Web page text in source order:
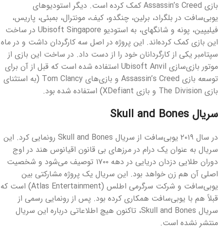
بازی Assassin’s Creed
کمک کرده است. دیگر استودیوهای
یوبی‌سافت در بلگراد، برلین، چنگدو، کیف، مونترال، بمبئی، پاریس،
فیلیپین، پونه و شانگهای، به استودیو
Ubisoft Singapore در ساخت
این بازی کمک کرده‌اند. این پروژه در اصل سه کارگردان داشت و در ماه
سپتامبر یکی از کارگردانان خود را از دست داد. در ساخت این بازی از
موتور بازی‌سازی Ubisoft Anvil
استفاده شده است که قبل از آن برای
توسعه بازی Assassin’s Creed و بازی‌های Tom Clancy (به استثنای
بازی The Division و بازی XDefiant) استفاده شده بود.
سریال Skull and Bones
در سال ۲۰۱۹ یوبی‌سافت از سریال
Skull and Bones رونمایی کرد. این
سریال به عنوان یک درام در مرزهای بی قانون اقیانوس هند در اوج
دوران طلایی دزدان دریایی در دهه ۱۷۰۰ توصیف می‌شود و شخصیت
اصلی آن هم زن خواهد بود. این سریال یک پروژه مشارکتی بین
یوبی‌سافت و شرکت سرگرمی اطلس (Atlas Entertainment
) است که
قبلاً هم با یوبی‌سافت همکاری کرده بود. پس از رونمایی رسمی از
سریال Skull and Bones، تاکنون هیچ اطلاعاتی درباره این سریال
منتشر نشده است.